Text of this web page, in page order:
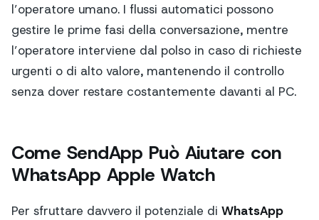
l’operatore umano. I flussi automatici possono
gestire le prime fasi della conversazione, mentre
l’operatore interviene dal polso in caso di richieste
urgenti o di alto valore, mantenendo il controllo
senza dover restare costantemente davanti al PC.
Come SendApp Può Aiutare con
WhatsApp Apple Watch
Per sfruttare davvero il potenziale di WhatsApp